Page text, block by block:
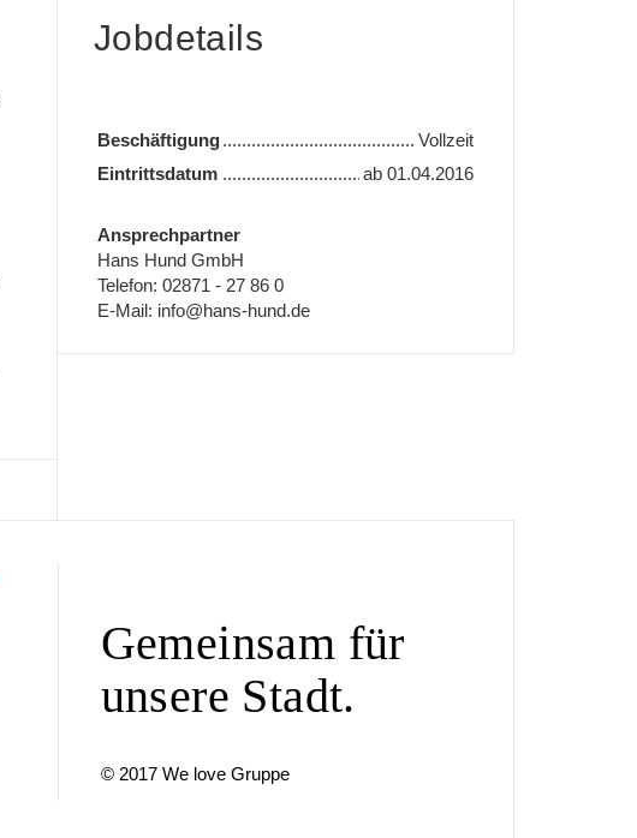
Jobdetails
Beschäftigung
Vollzeit
Eintrittsdatum
ab 01.04.2016
Ansprechpartner
Hans Hund GmbH
Telefon: 02871 - 27 86 0
E-Mail: info@hans-hund.de
Gemeinsam für
unsere Stadt.
© 2017 We love Gruppe